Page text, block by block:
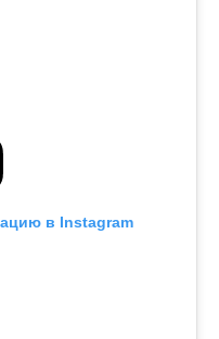
в Instagram